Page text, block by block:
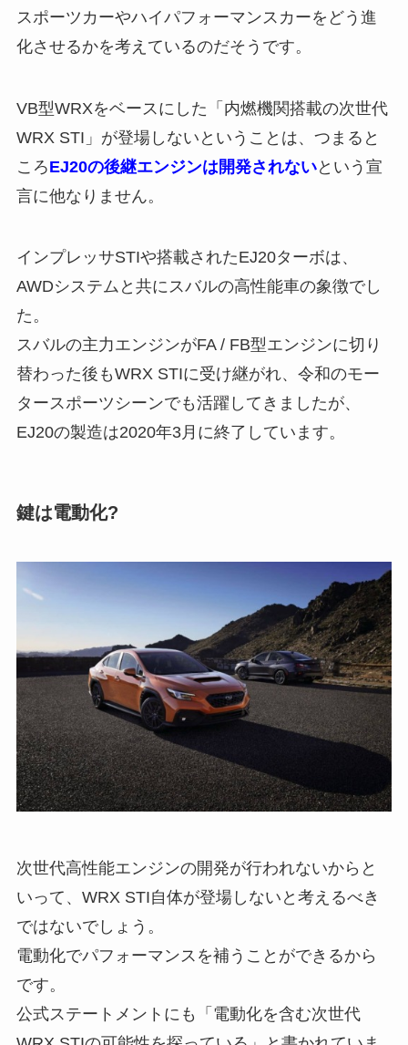
スポーツカーやハイパフォーマンスカーをどう進
化させるかを考えているのだそうです。
VB型WRXをベースにした「内燃機関搭載の次世代
WRX STI」が登場しないということは、つまると
ころEJ20の後継エンジンは開発されないという宣
言に他なりません。
インプレッサSTIや搭載されたEJ20ターボは、
AWDシステムと共にスバルの高性能車の象徴でし
た。
スバルの主力エンジンがFA / FB型エンジンに切り
替わった後もWRX STIに受け継がれ、令和のモー
タースポーツシーンでも活躍してきましたが、
EJ20の製造は2020年3月に終了しています。
鍵は電動化?
次世代高性能エンジンの開発が行われないからと
いって、WRX STI自体が登場しないと考えるべき
ではないでしょう。
電動化でパフォーマンスを補うことができるから
です。
公式ステートメントにも「電動化を含む次世代